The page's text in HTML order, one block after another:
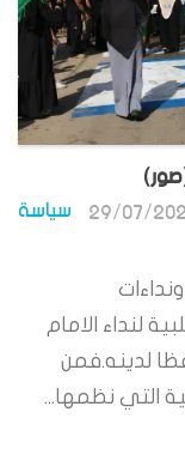
سياسة 29/07/
لنداء الامام
لدينه.فمن
التي نظمها...